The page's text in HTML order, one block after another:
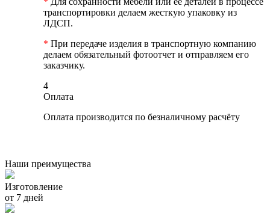
транспортировки делаем жесткую упаковку из
ЛДСП.
* При передаче изделия в транспортную компанию
делаем обязательный фотоотчет и отправляем его
заказчику.
4
Оплата
Оплата производится по безналичному расчёту
Наши преимущества
Изготовление
от 7 дней